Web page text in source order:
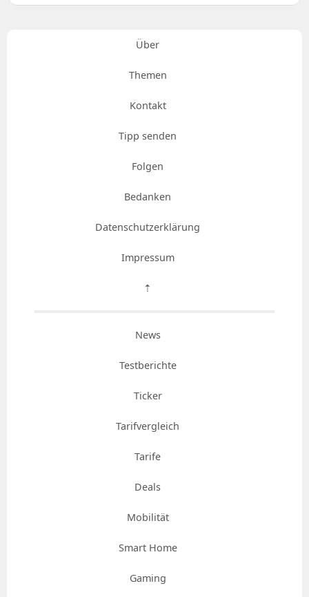
Über
Themen
Kontakt
Tipp senden
Folgen
Bedanken
Datenschutzerklärung
Impressum
⇡
News
Testberichte
Ticker
Tarifvergleich
Tarife
Deals
Mobilität
Smart Home
Gaming